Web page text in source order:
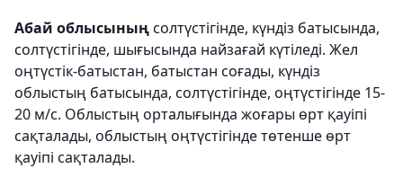
Абай облысыныңсолтүстігінде, күндіз батысында,
солтүстігінде, шығысында найзағай күтіледі. Жел
оңтүстік-батыстан, батыстан соғады, күндіз
облыстың батысында, солтүстігінде, оңтүстігінде 15-
20 м/с. Облыстың орталығында жоғары өрт қауіпі
сақталады, облыстың оңтүстігінде төтенше өрт
қауіпі сақталады.